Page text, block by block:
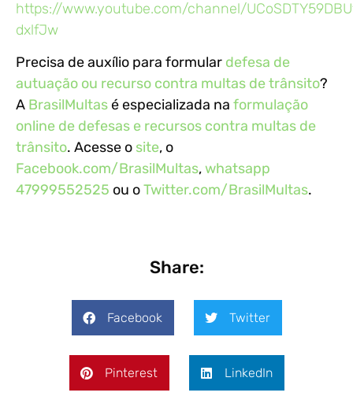
https://www.youtube.com/channel/
dxlfJw
Precisa de auxílio para formular defesa de
autuação ou recurso contra multas de trânsito?
A BrasilMultasé especializada na formulação
online de defesas e recursos contra multas de
trânsito. Acesse o site, o
Facebook.com/BrasilMultas,whatsapp
47999552525 ou oTwitter.com/BrasilMultas.
Share:
Facebook Twitter
Pinterest LinkedIn